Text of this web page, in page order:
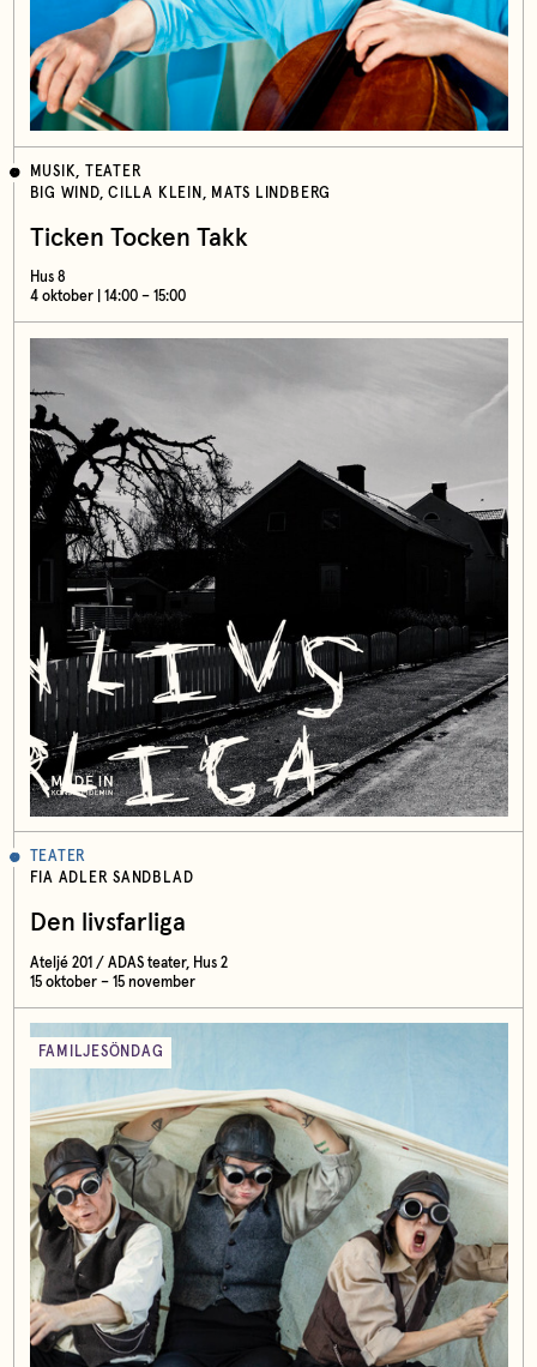
MUSIK, TEATER
BIG WIND, CILLA KLEIN, MATS LINDBERG
Ticken Tocken Takk
Hus 8
4 oktober | 14:00 – 15:00
TEATER
FIA ADLER SANDBLAD
Den livsfarliga
Ateljé 201 / ADAS teater, Hus 2
15 oktober – 15 november
FAMILJESÖNDAG